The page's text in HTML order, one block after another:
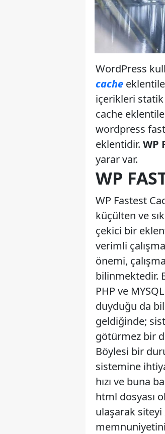
WordPress
cache
içerikleri statik
cache
wordpress
eklentidir. WP
yarar var.
WP
WP Fastest
küçülten ve
çekici bir
verimli
önemi,
bilinmektedir.
PHP ve
duyduğu da
geldiğinde;
götürmez bir
Böylesi bir
sistemine
hızı ve buna
html dosyası
ulaşarak siteyi
memnuniyetini